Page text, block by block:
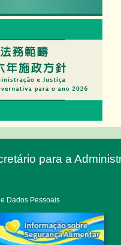
para a
Dados Pessoais